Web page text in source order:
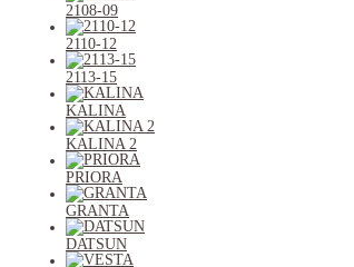
2108-09
2110-12
2113-15
KALINA
KALINA 2
PRIORA
GRANTA
DATSUN